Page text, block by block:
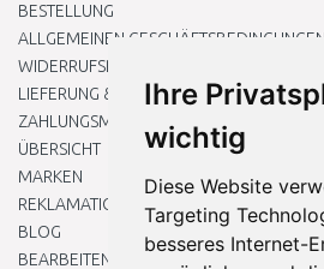
Ihre
wichtig
Diese Website
Targeting
besseres Internet-
BESTELLUNG
ALLGEMEINEN GESCHÄFTSBEDINGUNGEN
WIDERRUFSRECHT
LIEFERUNG & ZAHLUNG
ZAHLUNGSMETHODEN
ÜBERSICHT
MARKEN
REKLAMATIONEN UND RETOUREN
BLOG
BEARBEITEN SIE MEINE COOKIE-